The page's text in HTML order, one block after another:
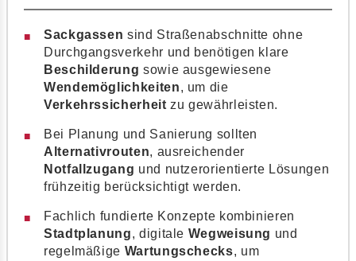
Sackgassen sind Straßenabschnitte ohne
Durchgangsverkehr und benötigen klare
Beschilderung sowie ausgewiesene
Wendemöglichkeiten, um die
Verkehrssicherheit zu gewährleisten.
Bei Planung und Sanierung sollten
Alternativrouten, ausreichender
Notfallzugang und nutzerorientierte Lösungen
frühzeitig berücksichtigt werden.
Fachlich fundierte Konzepte kombinieren
Stadtplanung, digitale Wegweisung und
regelmäßige Wartungschecks, um